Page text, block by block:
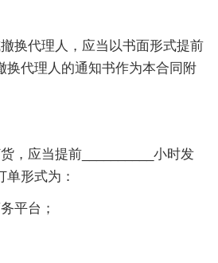
代理人，应当以书面形式提前
换代理人的通知书作为本合同附
应当提前__________小时发
形式为：
平台；